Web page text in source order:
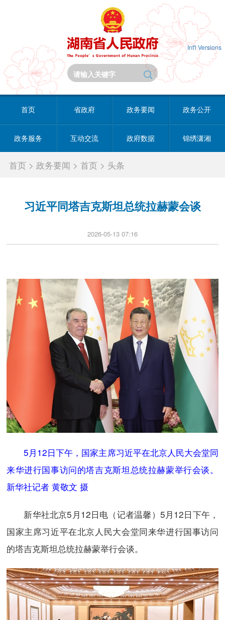
Int'l Versions
首页 省政府 政务要闻 政务公开
政务服务 互动交流 政府数据 锦绣潇湘
首页 >政务要闻 >首页 > 头条
习近平同塔吉克斯坦总统拉赫蒙会谈
2026-05-13 07:16
5月12日下午，国家主席习近平在北京人民大会堂同
来华进行国事访问的塔吉克斯坦总统拉赫蒙举行会谈。
新华社记者 黄敬文 摄
新华社北京5月12日电（记者温馨）5月12日下午，
国家主席习近平在北京人民大会堂同来华进行国事访问
的塔吉克斯坦总统拉赫蒙举行会谈。